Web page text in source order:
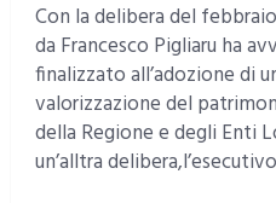
Con la delibera del
da Francesco Pigliaru ha
finalizzato all’adozione di
valorizzazione del
della Regione e degli Enti
un’alltra